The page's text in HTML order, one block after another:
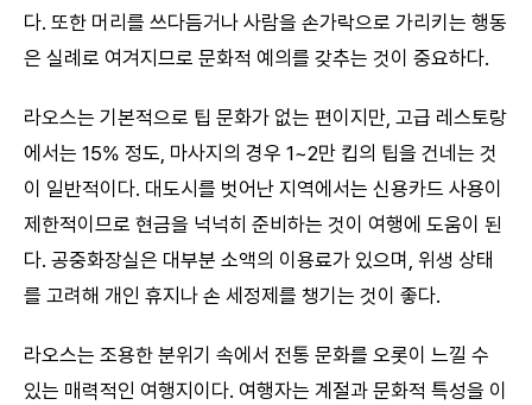
다. 또한 머리를 쓰다듬거나 사람을 손가락으로 가리키는 행동
은 실례로 여겨지므로 문화적 예의를 갖추는 것이 중요하다.
라오스는 기본적으로 팁 문화가 없는 편이지만, 고급 레스토랑
에서는 15% 정도, 마사지의 경우 1~2만 킵의 팁을 건네는 것
이 일반적이다. 대도시를 벗어난 지역에서는 신용카드 사용이
제한적이므로 현금을 넉넉히 준비하는 것이 여행에 도움이 된
다. 공중화장실은 대부분 소액의 이용료가 있으며, 위생 상태
를 고려해 개인 휴지나 손 세정제를 챙기는 것이 좋다.
라오스는 조용한 분위기 속에서 전통 문화를 오롯이 느낄 수
있는 매력적인 여행지이다. 여행자는 계절과 문화적 특성을 이